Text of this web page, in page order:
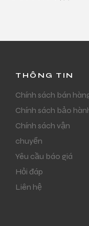
THÔNG TIN
Chính sách bán
Chính sách bảo
Chính sách vận
chuyển
Yêu cầu báo giá
Hỏi đáp
Liên hệ